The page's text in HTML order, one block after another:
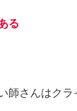
る
師さんはク